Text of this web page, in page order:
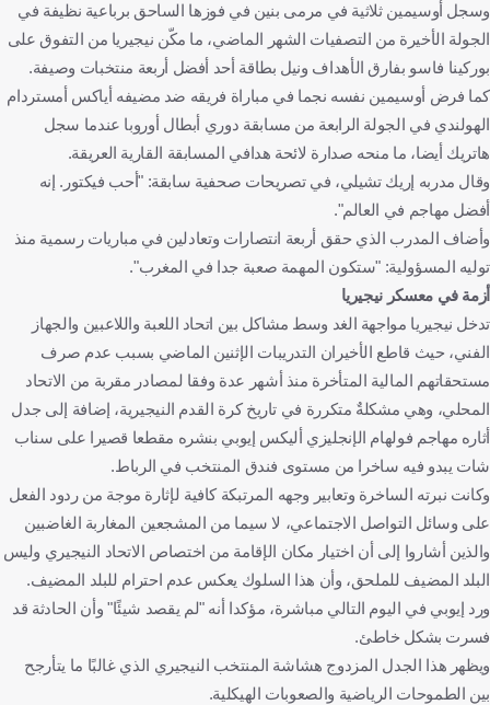
وسجل أوسيمين ثلاثية في مرمى بنين في فوزها الساحق برباعية نظيفة في
الجولة الأخيرة من التصفيات الشهر الماضي، ما مكّن نيجيريا من التفوق على
بوركينا فاسو بفارق الأهداف ونيل بطاقة أحد أفضل أربعة منتخبات وصيفة.
كما فرض أوسيمين نفسه نجما في مباراة فريقه ضد مضيفه أياكس أمستردام
الهولندي في الجولة الرابعة من مسابقة دوري أبطال أوروبا عندما سجل
هاتريك أيضا، ما منحه صدارة لائحة هدافي المسابقة القارية العريقة.
وقال مدربه إريك تشيلي، في تصريحات صحفية سابقة: "أحب فيكتور. إنه
أفضل مهاجم في العالم".
وأضاف المدرب الذي حقق أربعة انتصارات وتعادلين في مباريات رسمية منذ
توليه المسؤولية: "ستكون المهمة صعبة جدا في المغرب".
أزمة في معسكر نيجيريا
تدخل نيجيريا مواجهة الغد وسط مشاكل بين اتحاد اللعبة واللاعبين والجهاز
الفني، حيث قاطع الأخيران التدريبات الإثنين الماضي بسبب عدم صرف
مستحقاتهم المالية المتأخرة منذ أشهر عدة وفقا لمصادر مقربة من الاتحاد
المحلي، وهي مشكلةٌ متكررة في تاريخ كرة القدم النيجيرية، إضافة إلى جدل
أثاره مهاجم فولهام الإنجليزي أليكس إيوبي بنشره مقطعا قصيرا على سناب
شات يبدو فيه ساخرا من مستوى فندق المنتخب في الرباط.
وكانت نبرته الساخرة وتعابير وجهه المرتبكة كافية لإثارة موجة من ردود الفعل
على وسائل التواصل الاجتماعي، لا سيما من المشجعين المغاربة الغاضبين
والذين أشاروا إلى أن اختيار مكان الإقامة من اختصاص الاتحاد النيجيري وليس
البلد المضيف للملحق، وأن هذا السلوك يعكس عدم احترام للبلد المضيف.
ورد إيوبي في اليوم التالي مباشرة، مؤكدا أنه "لم يقصد شيئًا" وأن الحادثة قد
فسرت بشكل خاطئ.
ويظهر هذا الجدل المزدوج هشاشة المنتخب النيجيري الذي غالبًا ما يتأرجح
بين الطموحات الرياضية والصعوبات الهيكلية.